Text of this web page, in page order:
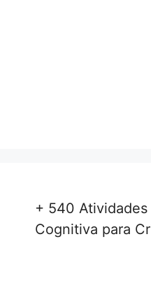
+ 540 Atividades
Cognitiva para